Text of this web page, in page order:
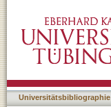
Universitätsbibliographie